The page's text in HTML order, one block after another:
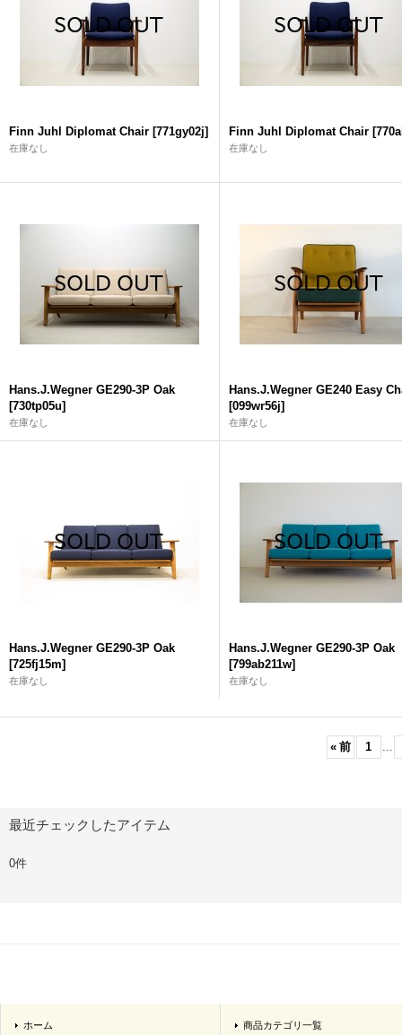
Finn Juhl Diplomat Chair [771gy02j]
在庫なし
Finn Juhl Diplomat Chair [
在庫なし
Hans.J.Wegner GE290-3P Oak
[730tp05u]
在庫なし
Hans.J.Wegner GE240 Easy
[099wr56j]
在庫なし
Hans.J.Wegner GE290-3P Oak
[725fj15m]
在庫なし
Hans.J.Wegner GE290-3P Oak
[799ab211w]
在庫なし
« 前 1 ...
最近チェックしたアイテム
0件
ホーム 商品カテゴリ一覧